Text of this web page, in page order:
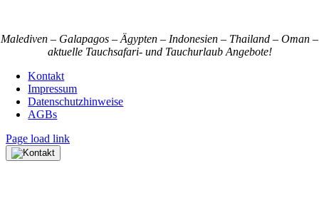
Malediven – Galapagos – Ägypten – Indonesien – Thailand – Oman –
aktuelle Tauchsafari- und Tauchurlaub Angebote!
Kontakt
Impressum
Datenschutzhinweise
AGBs
Page load link